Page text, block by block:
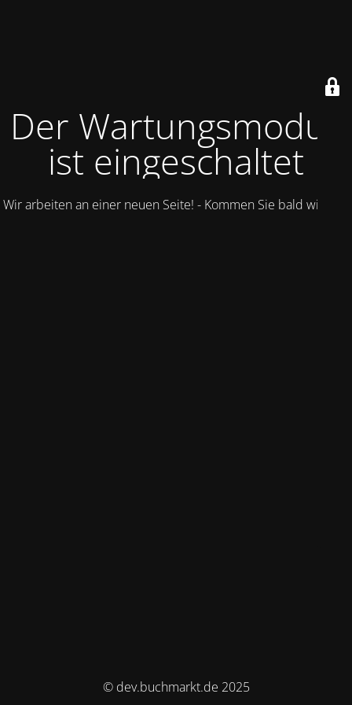
Der Wartungsmodus
ist eingeschaltet
Wir arbeiten an einer neuen Seite! - Kommen Sie bald wieder.
© dev.buchmarkt.de 2025